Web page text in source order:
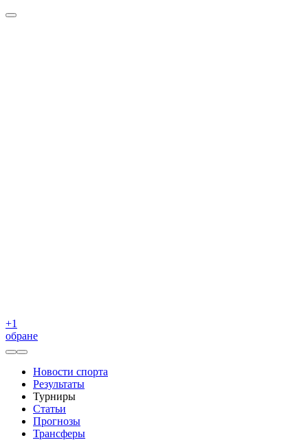
+1
обране
Новости спорта
Результаты
Турниры
Статьи
Прогнозы
Трансферы